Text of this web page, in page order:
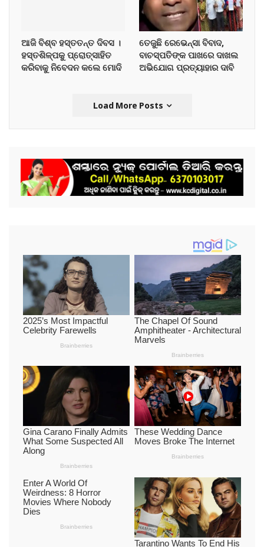
ଆଜି ବିଶ୍ବ ହସ୍ତତନ୍ତ ଦିବସ ।
ହସ୍ତଶିଳ୍ପକୁ ପ୍ରୋତ୍ସାହିତ
କରିବାକୁ ନିବେଦନ କଲେ ମୋଦି
ତେଜୁଛି ରେଭେନ୍ସା ବିବାଦ,
ବାଚସ୍ପତିଙ୍କ ପାଖରେ ଦାଖଲ
ଅଭିଯୋଗ ପ୍ରତ୍ୟାହାର ଦାବି
Load More Posts